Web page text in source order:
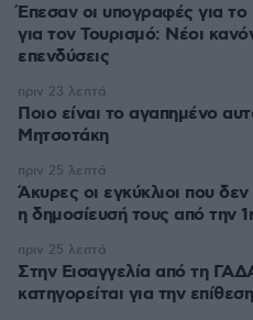
Έπεσαν οι υπογραφές για το
για τον Τουρισμό: Νέοι
επενδύσεις
Ποιο είναι το αγαπημένο
Μητσοτάκη
πριν 23 λεπτά
Άκυρες οι εγκύκλιοι που
η δημοσίευσή τους από την
πριν 25 λεπτά
Στην Εισαγγελία από τη
κατηγορείται για την
πριν 25 λεπτά